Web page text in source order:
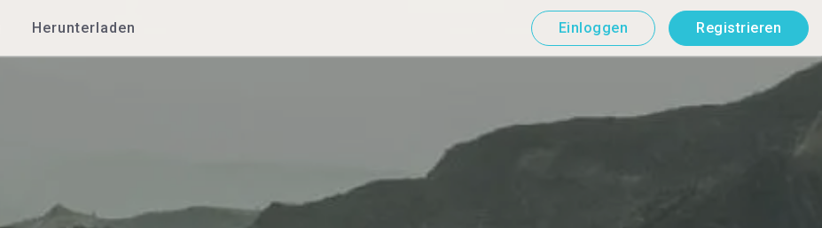
Herunterladen Einloggen Registrieren